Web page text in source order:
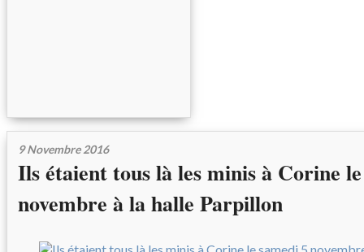
9 Novembre 2016
Ils étaient tous là les minis à Corine
novembre à la halle Parpillon